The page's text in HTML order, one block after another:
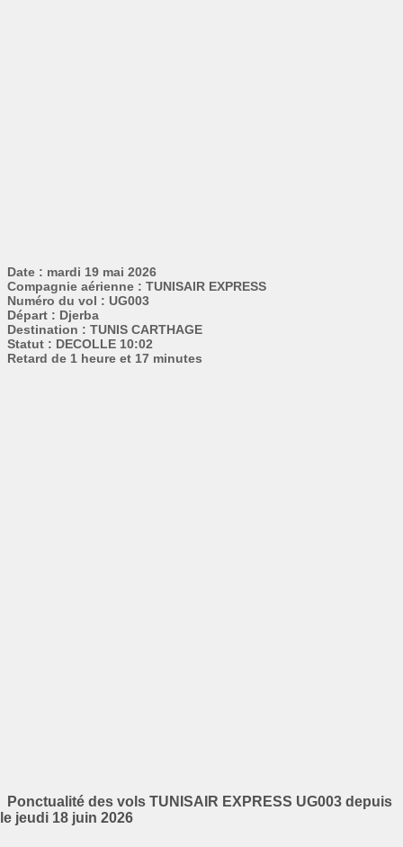
Date : mardi 19 mai 2026
Compagnie aérienne : TUNISAIR EXPRESS
Numéro du vol : UG003
Départ : Djerba
Destination : TUNIS CARTHAGE
Statut : DECOLLE 10:02
Retard de 1 heure et 17 minutes
Ponctualité des vols TUNISAIR EXPRESS UG003 depuis
le jeudi 18 juin 2026